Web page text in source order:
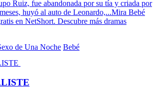
Ruiz, fue abandonada por su tía y criada por
huyó al auto de Leonardo,...Mira Bebé
en NetShort. Descubre más dramas
de Una Noche Bebé